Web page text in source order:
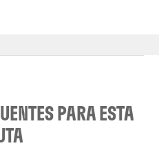
PARA ESTA